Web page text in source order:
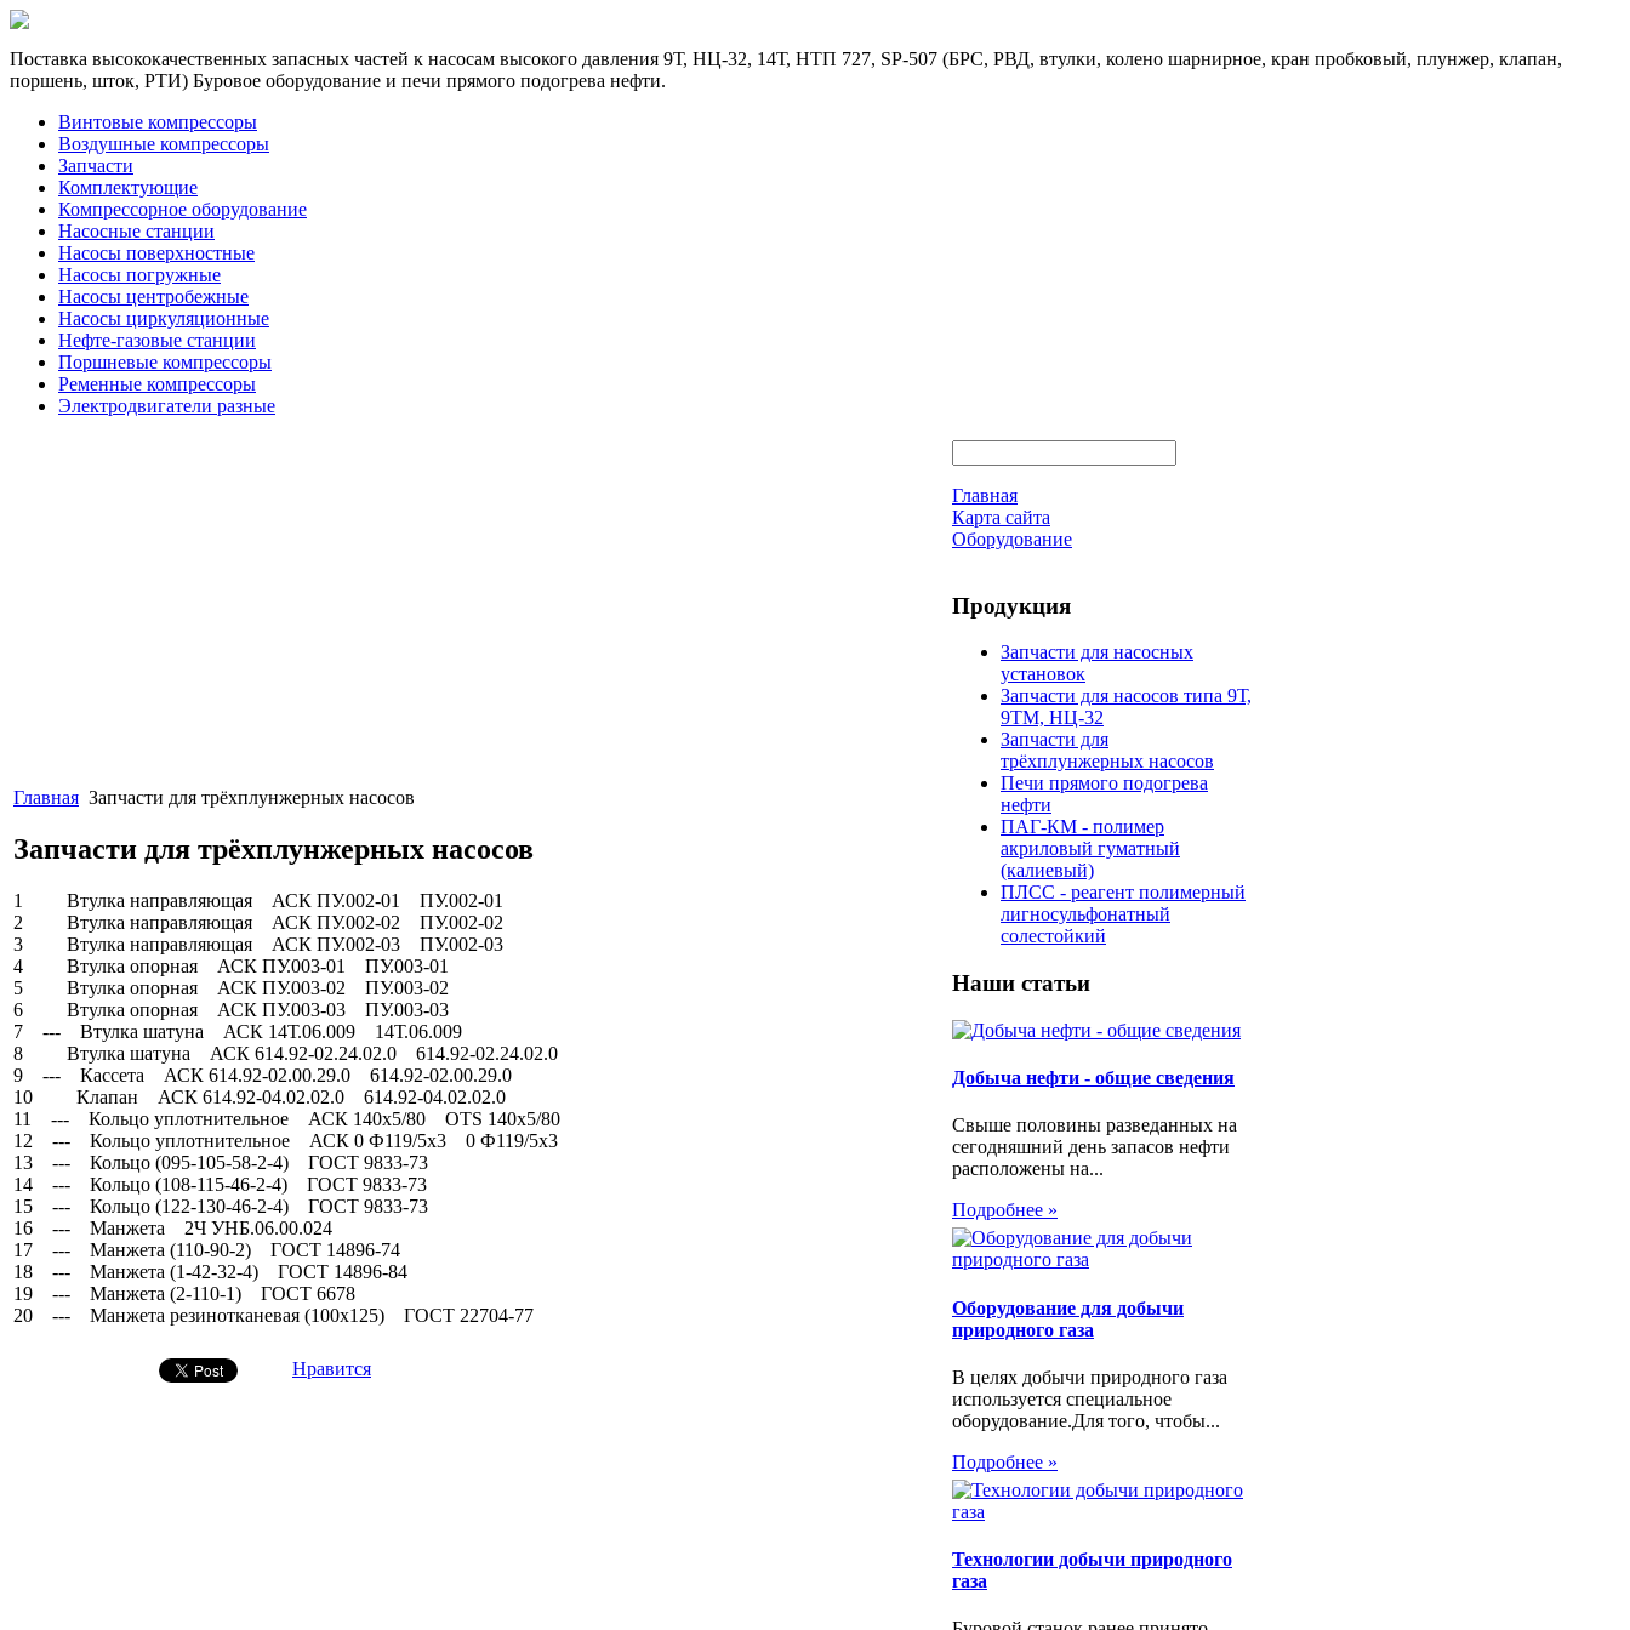
Поставка высококачественных запасных частей к насосам высокого давления 9Т, НЦ-32, 14Т, НТП 727, SP-507 (БРС, РВД, втулки, колено шарнирное, кран пробковый, плунжер, клапан,
поршень, шток, РТИ) Буровое оборудование и печи прямого подогрева нефти.
Винтовые компрессоры
Воздушные компрессоры
Запчасти
Комплектующие
Компрессорное оборудование
Насосные станции
Насосы поверхностные
Насосы погружные
Насосы центробежные
Насосы циркуляционные
Нефте-газовые станции
Поршневые компрессоры
Ременные компрессоры
Электродвигатели разные
Главная Запчасти для трёхплунжерных насосов
Запчасти для трёхплунжерных насосов
1 Втулка направляющая АСК ПУ.002-01 ПУ.002-01
2 Втулка направляющая АСК ПУ.002-02 ПУ.002-02
3 Втулка направляющая АСК ПУ.002-03 ПУ.002-03
4 Втулка опорная АСК ПУ.003-01 ПУ.003-01
5 Втулка опорная АСК ПУ.003-02 ПУ.003-02
6 Втулка опорная АСК ПУ.003-03 ПУ.003-03
7 --- Втулка шатуна АСК 14Т.06.009 14Т.06.009
8 Втулка шатуна АСК 614.92-02.24.02.0 614.92-02.24.02.0
9 --- Кассета АСК 614.92-02.00.29.0 614.92-02.00.29.0
10 Клапан АСК 614.92-04.02.02.0 614.92-04.02.02.0
11 --- Кольцо уплотнительное АСК 140х5/80 OTS 140х5/80
12 --- Кольцо уплотнительное АСК 0 Ф119/5х3 0 Ф119/5х3
13 --- Кольцо (095-105-58-2-4) ГОСТ 9833-73
14 --- Кольцо (108-115-46-2-4) ГОСТ 9833-73
15 --- Кольцо (122-130-46-2-4) ГОСТ 9833-73
16 --- Манжета 2Ч УНБ.06.00.024
17 --- Манжета (110-90-2) ГОСТ 14896-74
18 --- Манжета (1-42-32-4) ГОСТ 14896-84
19 --- Манжета (2-110-1) ГОСТ 6678
20 --- Манжета резинотканевая (100х125) ГОСТ 22704-77
Нравится
Главная
Карта сайта
Оборудование
Продукция
Запчасти для насосных
установок
Запчасти для насосов типа 9Т,
9ТМ, НЦ-32
Запчасти для
трёхплунжерных насосов
Печи прямого подогрева
нефти
ПАГ-КМ - полимер
акриловый гуматный
(калиевый)
ПЛСС - реагент полимерный
лигносульфонатный
солестойкий
Наши статьи
Добыча нефти - общие сведения
Свыше половины разведанных на
сегодняшний день запасов нефти
расположены на...
Подробнее »
Оборудование для добычи
природного газа
В целях добычи природного газа
используется специальное
оборудование.Для того, чтобы...
Подробнее »
Технологии добычи природного
газа